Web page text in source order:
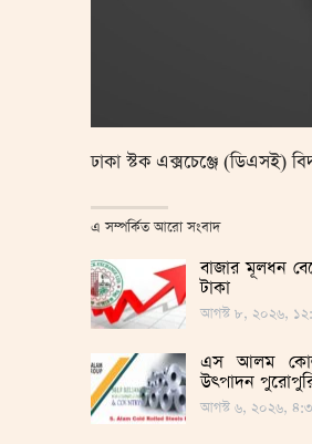
ঢাকা স্টক এক্সচেঞ্জে (ডিএসই)
এ সম্পর্কিত আরো সংবাদ
বাজার মূলধন
টাকা
আগস্ট ৮, ২০২৬,
এস আলম
উৎপাদন
আগস্ট ৬, ২০২৬,